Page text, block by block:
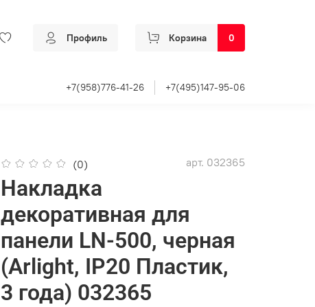
Профиль Корзина 0
+7(958)776-41-26 +7(495)147-95-06
(0) арт. 032365
Накладка
декоративная для
панели LN-500, черная
(Arlight, IP20 Пластик,
3 года) 032365